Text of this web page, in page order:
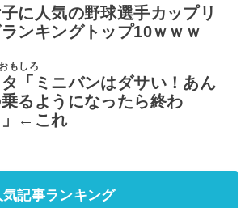
に人気の野球選手カップリ
ンキングトップ10ｗｗｗ
もしろ
「ミニバンはダサい！あん
るようになったら終わ
」←これ
記事ランキング